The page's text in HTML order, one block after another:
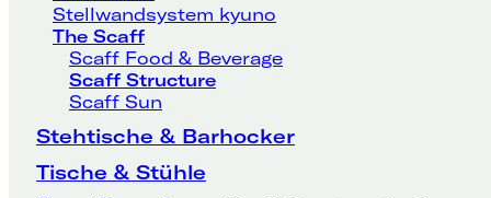
Stellwandsystem kyuno
The Scaff
Scaff Food & Beverage
Scaff Structure
Scaff Sun
Stehtische & Barhocker
Tische & Stühle